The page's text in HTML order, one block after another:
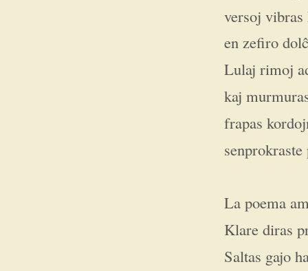
versoj vibras
en zefiro
Lulaj rimoj
kaj
frapas
La poema
Klare diras
Saltas gajo